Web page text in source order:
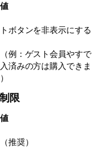
ボタンを非表示にする
例：ゲスト会員やすで
済みの方は購入できま
限
推奨）